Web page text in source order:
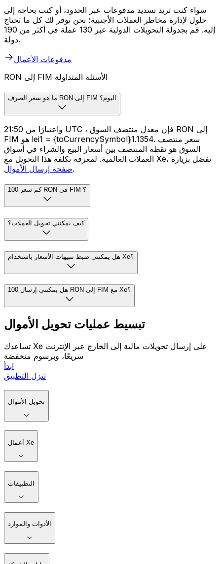
سواء كنت تريد تسديد مدفوعات عبر الحدود، أو كنت بحاجة إلى
حلول لإدارة مخاطر العملات الأجنبية؛ نحن نوفر لك كل ما تحتاج
إليه. قم بجدولة التحويلات الدولية عبر 130 عملة في أكثر من 190
دولة.
مدفوعات الأعمال
RON إلى FIM الأسئلة المتداولة
ما هو سعر الصرف RON إلى FIM اليوم؟
واعتبارًا من 21:50 UTC ، فإن معدل منتصف السوق RON إلى
FIM هو lei1 = {toCurrencySymbol}1.1354. سعر منتصف
السوق هو نقطة المنتصف بين أسعار البيع والشراء في أسواق
العملات العالمية. لمعرفة تكلفة هذا التحويل مع Xe، تفضل بزيارة
صفحة إرسال الأموال.
كم سعر 100 RON في FIM ؟
كيف يمكنني تحويل العملات؟
هل يمكنني ضبط تنبيهات الأسعار باستخدام Xe؟
هل يمكنني إرسال 100 RON إلى FIM مع Xe؟
تبسيط عمليات تحويل الأموال
تساعدك Xe على إرسال تحويلات مالية إلى الخارج عبر الإنترنت
سريعًا، وبرسوم منخفضة
ابدأ
تنزل التطبيق
تحويل الأموال
أعمال Xe
التطبيقات
الأدوات والموارد